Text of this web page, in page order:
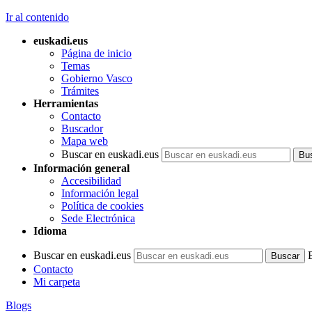
Ir al contenido
euskadi.eus
Página de inicio
Temas
Gobierno Vasco
Trámites
Herramientas
Contacto
Buscador
Mapa web
Buscar en euskadi.eus
Información general
Accesibilidad
Información legal
Política de cookies
Sede Electrónica
Idioma
Buscar en euskadi.eus
Contacto
Mi carpeta
Blogs